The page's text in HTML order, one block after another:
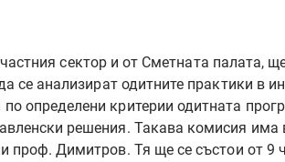
сектор и от Сметната палата,
анализират одитните практики в
определени критерии одитната
решения. Такава комисия
проф. Димитров. Тя ще се състои от